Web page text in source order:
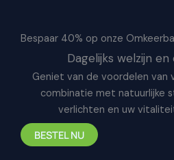
Bespaar 40% op onze
Dagelijks welzijn
Geniet van de voordelen van
combinatie met natuurlijke
verlichten en uw
BESTEL NU